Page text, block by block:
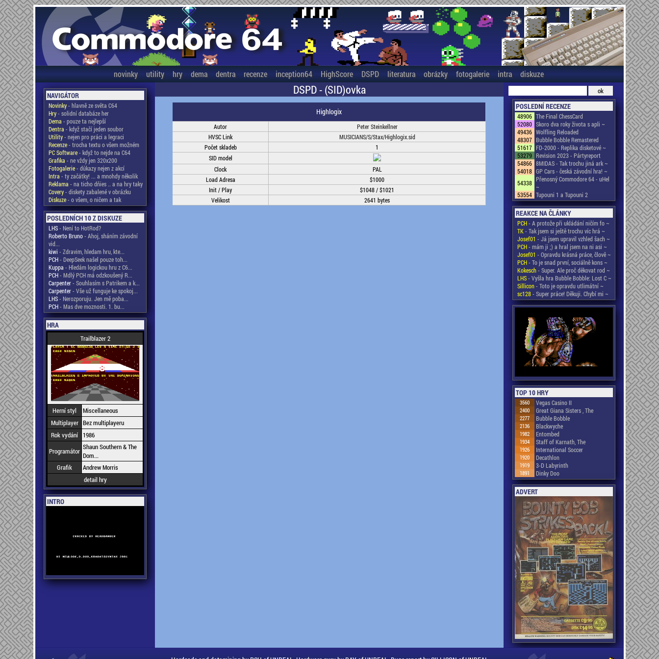
novinky utility hry dema dentra recenze inception64 HighScore DSPD literatura obrázky fotogalerie intra diskuze
NAVIGÁTOR
Novinky- hlavně ze světa C64
Hry- solidní databáze her
Dema - pouze ta nejlepší
Dentra - když stačí jeden soubor
Utility- nejen pro práci a legraci
Recenze- trocha textu o všem možném
PC Software- když to nejde na C64
Grafika - ne vždy jen 320x200
Fotogalerie- důkazy nejen z akcí
Intra - ty začátky! ... a mnohdy několik
Reklama - na ticho dňies .. a na hry taky
Covery- diskety zabalené v obrázku
Diskuze- o všem, o ničem a tak
POSLEDNÍCH 10 Z DISKUZE
LHS- Není to HotRod?
Roberto Bruno- Ahoj, sháním závodní
vid...
kiwi - Zdravim, hledam hru, kte...
PCH- DeepSeek našel pouze toh...
Kuppa - Hledám logickou hru z C6...
PCH- Mdlý PCH má odzkoušený R...
Carpenter- Souhlasím s Patrikem a k...
Carpenter- Vše už funguje ke spokoj...
LHS- Nerozporuju. Jen mě poba...
PCH- Mas dve moznosti. 1. bu...
HRA
Trailblazer 2
Herní styl
Miscellaneous
Multiplayer Bez multiplayeru
Rok vydání
1986
Programátor Shaun Southern & The
Dom...
Grafik
Andrew Morris
detail hry
INTRO
DSPD - (SID)ovka
Highlogix
Autor
Peter Steinkellner
HVSC Link
MUSICIANS/S/Stax/Highlogix.sid
Počet skladeb
1
SID model
Clock
PAL
Load Adresa
$1000
Init / Play
$1048 / $1021
Velikost
2641 bytes
POSLEDNÍ RECENZE
48906 The Final ChessCard
52080 Skoro dva roky života s apli ~
49436 Wolfling Reloaded
48307 Bubble Bobble Remastered
51617 FD-2000 - Replika disketové ~
53279 Revision 2023 - Pártyreport
54866 8MIDAS - Tak trochu jiná ark ~
54018 GP Cars - česká závodní hra! ~
54338 Přenosný Commodore 64 - uHel
~
53554 Tupouni 1 a Tupouni 2
REAKCE NA ČLÁNKY
PCH- A protože při ukládání ničím fo ~
TK- Tak jsem si ještě trochu víc hrá ~
Josef01 - Já jsem upravil vzhled šach ~
PCH- mám ji ;) a hral jsem na ni asi ~
Josef01 - Opravdu krásná práce, člově ~
PCH- To je snad první, sociálně kons ~
Kokesch- Super. Ale proč děkovat rod ~
LHS- Vyšla hra Bubble Bobble: Lost C ~
Sillicon- Toto je opravdu utlimátní ~
sc128- Super práce! Děkuji. Chybí mi ~
TOP 10 HRY
3560 Vegas Casino II
2400 Great Giana Sisters , The
2277 Bubble Bobble
2136 Blackwyche
1982 Entombed
1934 Staff of Karnath, The
1926 International Soccer
1920 Decathlon
1919 3-D Labyrinth
1891 Dinky Doo
ADVERT